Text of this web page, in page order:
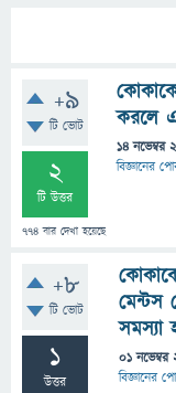
+9
টি ভোট
2
টি উত্তর
774 বার দেখা হয়েছে
করলে
14 নভেম্বর
বিজ্ঞানের
+8
টি ভোট
1
উত্তর
মেন্টস
সমস্যা
01
বিজ্ঞানের